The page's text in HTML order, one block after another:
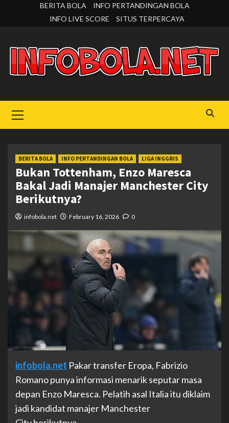
BERITA BOLA
INFO PERTANDINGAN BOLA
INFO LIVE SCORE
SITUS TERPERCAYA
Menu
BERITA BOLA INFO PERTANDINGAN BOLA LIGA INGGRIS
Bukan Tottenham, Enzo Maresca
Bakal Jadi Manajer Manchester City
Berikutnya?
infobola.net February 16, 2026 0
infobola.net Pakar transfer Eropa, Fabrizio
Romano punya informasi menarik seputar masa
depan Enzo Maresca. Pelatih asal Italia itu diklaim
jadi kandidat manajer Manchester